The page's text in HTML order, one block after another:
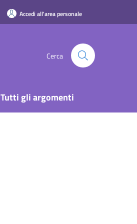
Accedi all'area personale
Cerca
Tutti gli argomenti